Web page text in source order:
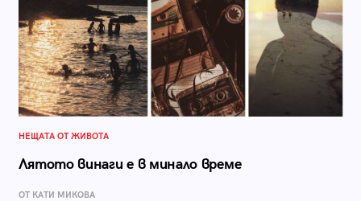
НЕЩАТА ОТ ЖИВОТА
Лятото винаги е в минало време
ОТ КАТИ МИКОВА